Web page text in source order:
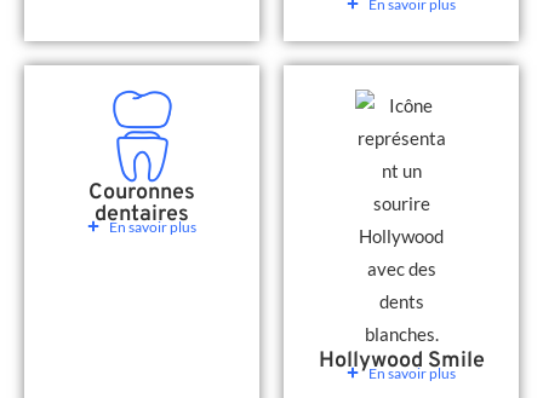
En savoir plus
Couronnes
dentaires
En savoir plus
Hollywood Smile
En savoir plus